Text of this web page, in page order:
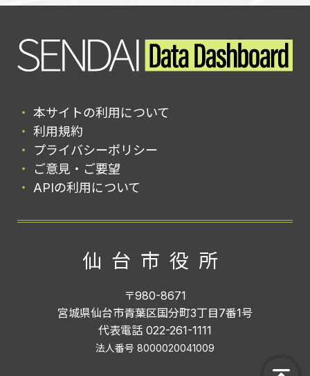
本サイトの利用について
利用規約
プライバシーポリシー
ご意見・ご要望
APIの利用について
仙台市役所
〒980-8671
宮城県仙台市青葉区国分町3丁目7番1号
代表電話 022-261-1111
法人番号 8000020041009